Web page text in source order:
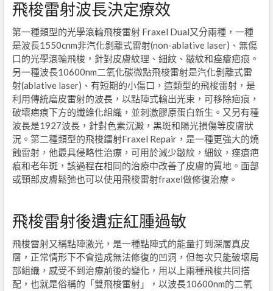
飛梭雷射波長決定療效
第一種類型的光學滾輪飛梭雷射Fraxel Dual又分兩種，一種
是波長1550cnm非汽化剝離式雷射(non-ablative laser) 、無傷
口的光學滾輪飛梭，針對皮膚紋理、細紋、皺紋和痤瘡疤痕。
另一種波長10600nm二氧化碳微點飛梭雷射是汽化剝離式雷
射(ablative laser) 、有短期的小傷口，這類型的飛梭雷射，是
利用傳統磨皮雷射的波長，以點陣式輸出光束，可移除疤痕，
破壞疤痕下方的纖維化組織，並刺激膠原蛋白新生。又另有種
波長是1927波長，針對色素沉澱，黑斑和陽光損傷等皮膚狀
況。第二種類型的飛梭鐳射Fraxel Repair，是一種更強大的燒
蝕雷射，他最具侵略性治療，可用於減少皺紋，細紋，痤瘡疤
痕和老年斑，該過程在相同的治療中改善了皮膚的質地。面部
或頸部皮膚鬆弛也可以使用飛梭雷射fraxel做修復治療。
飛梭雷射後遺症紅腫過敏
飛梭雷射又稱點陣激光，是一種點陣式的能量打到深層真皮
層，正常情形下不會造成無法修復的凹洞，但每次只能破壞局
部組織，感受不到治療前後的變化，用以上兩種飛梭共同搭
配，也就是俗稱的「雙飛梭雷射」，以波長10600nm的二氧